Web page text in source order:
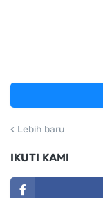
Lebih baru
IKUTI KAMI